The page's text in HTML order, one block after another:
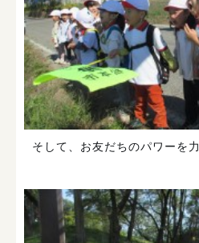
そして、お友だちのパワーを